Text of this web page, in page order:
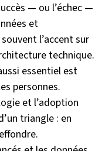
— ou l’échec —
et
l’accent sur
technique.
essentiel est
personnes.
et l’adoption
triangle : en